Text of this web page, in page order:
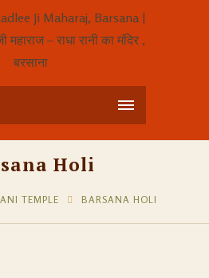
Holi
TEMPLE BARSANA HOLI